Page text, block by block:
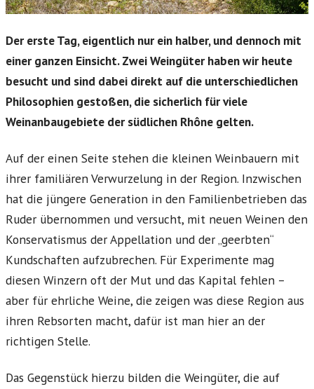
Der erste Tag, eigentlich nur ein halber, und dennoch mit
einer ganzen Einsicht. Zwei Weingüter haben wir heute
besucht und sind dabei direkt auf die unterschiedlichen
Philosophien gestoßen, die sicherlich für viele
Weinanbaugebiete der südlichen Rhône gelten.
Auf der einen Seite stehen die kleinen Weinbauern mit
ihrer familiären Verwurzelung in der Region. Inzwischen
hat die jüngere Generation in den Familienbetrieben das
Ruder übernommen und versucht, mit neuen Weinen den
Konservatismus der Appellation und der „geerbten“
Kundschaften aufzubrechen. Für Experimente mag
diesen Winzern oft der Mut und das Kapital fehlen –
aber für ehrliche Weine, die zeigen was diese Region aus
ihren Rebsorten macht, dafür ist man hier an der
richtigen Stelle.
Das Gegenstück hierzu bilden die Weingüter, die auf